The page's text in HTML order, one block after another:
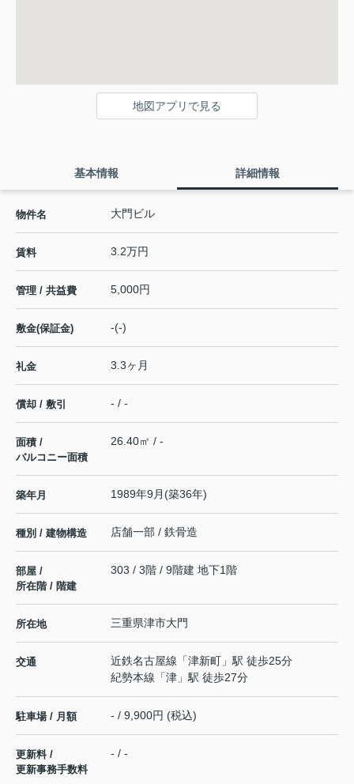
地図アプリで見る
基本情報 詳細情報
物件名 大門ビル
賃料 3.2万円
管理 / 共益費 5,000円
敷金(保証金) -(-)
礼金 3.3ヶ月
償却 / 敷引 - / -
面積 /
バルコニー面積
26.40㎡ / -
築年月 1989年9月(築36年)
種別 / 建物構造 店舗一部 / 鉄骨造
部屋 /
所在階 / 階建
303 / 3階 / 9階建 地下1階
所在地 三重県津市大門
交通 近鉄名古屋線 「津新町 」駅 徒歩25分
紀勢本線 「津 」駅 徒歩27分
駐車場 / 月額 - / 9,900円 (税込)
更新料 /
更新事務手数料
- / -